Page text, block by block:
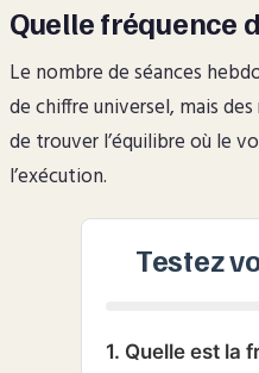
Quelle fréquence
Le nombre de séances
de chiffre universel, mais
de trouver l’équilibre où le
l’exécution.
Testez
1. Quelle est la